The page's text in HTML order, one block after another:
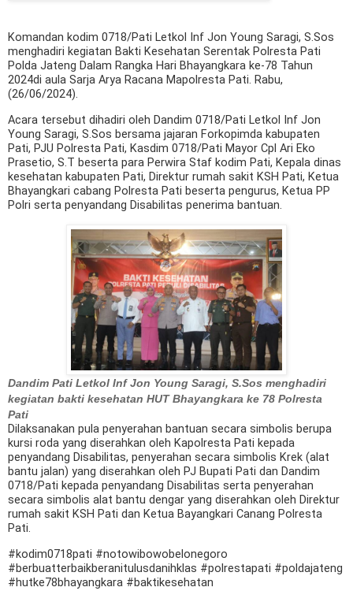
Komandan kodim 0718/Pati Letkol Inf Jon Young Saragi, S.Sos
menghadiri kegiatan Bakti Kesehatan Serentak Polresta Pati
Polda Jateng Dalam Rangka Hari Bhayangkara ke-78 Tahun
2024di aula Sarja Arya Racana Mapolresta Pati. Rabu,
(26/06/2024).
Acara tersebut dihadiri oleh Dandim 0718/Pati Letkol Inf Jon
Young Saragi, S.Sos bersama jajaran Forkopimda kabupaten
Pati, PJU Polresta Pati, Kasdim 0718/Pati Mayor Cpl Ari Eko
Prasetio, S.T beserta para Perwira Staf kodim Pati, Kepala dinas
kesehatan kabupaten Pati, Direktur rumah sakit KSH Pati, Ketua
Bhayangkari cabang Polresta Pati beserta pengurus, Ketua PP
Polri serta penyandang Disabilitas penerima bantuan.
Dandim Pati Letkol Inf Jon Young Saragi, S.Sos menghadiri
kegiatan bakti kesehatan HUT Bhayangkara ke 78 Polresta
Pati
Dilaksanakan pula penyerahan bantuan secara simbolis berupa
kursi roda yang diserahkan oleh Kapolresta Pati kepada
penyandang Disabilitas, penyerahan secara simbolis Krek (alat
bantu jalan) yang diserahkan oleh PJ Bupati Pati dan Dandim
0718/Pati kepada penyandang Disabilitas serta penyerahan
secara simbolis alat bantu dengar yang diserahkan oleh Direktur
rumah sakit KSH Pati dan Ketua Bayangkari Canang Polresta
Pati.
#kodim0718pati #notowibowobelonegoro
#berbuatterbaikberanitulusdanihklas #polrestapati #poldajateng
#hutke78bhayangkara #baktikesehatan